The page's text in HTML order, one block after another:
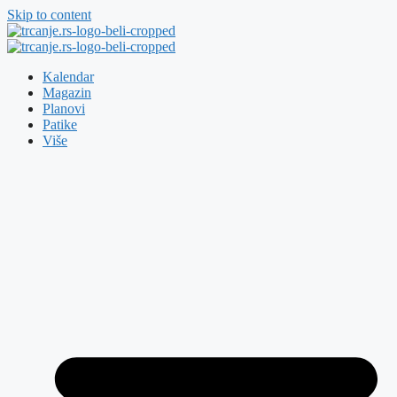
Skip to content
Kalendar
Magazin
Planovi
Patike
Više